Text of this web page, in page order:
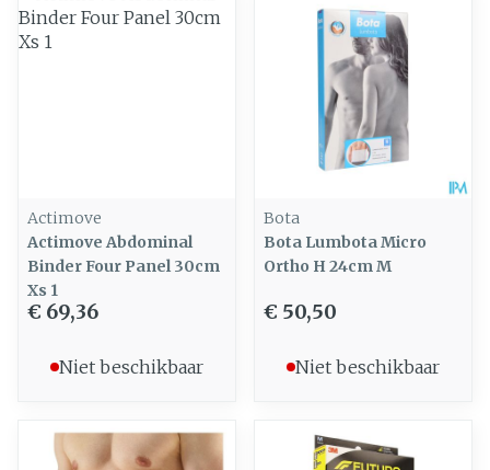
Actimove
Actimove Abdominal
Binder Four Panel 30cm
Xs 1
€ 69,36
Niet beschikbaar
Bota
Bota Lumbota Micro
Ortho H 24cm M
€ 50,50
Niet beschikbaar